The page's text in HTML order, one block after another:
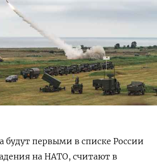
будут первыми в списке России
на НАТО, считают в